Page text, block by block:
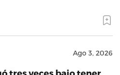
Ago 3, 2026
tres veces bajo tener